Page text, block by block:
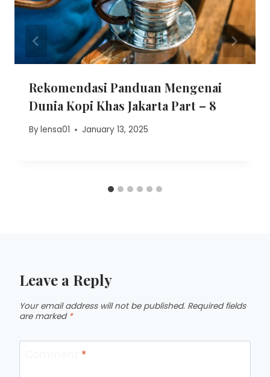
Rekomendasi Panduan Mengenai
Dunia Kopi Khas Jakarta Part – 8
Bylensa01 January 13, 2025
Leave a Reply
Your email address will not be published. Required fields
are marked *
*